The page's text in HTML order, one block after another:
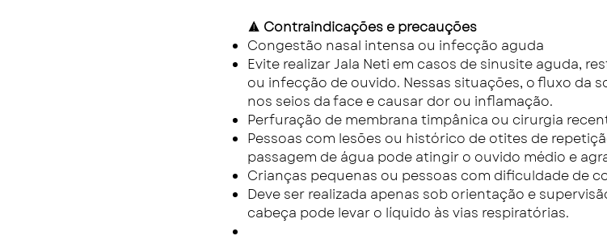
⚠️ Contraindicações e precauções
Congestão nasal intensa ou infecção aguda
Evite realizar Jala Neti em casos de sinusite aguda,
ou infecção de ouvido. Nessas situações, o fluxo da
nos seios da face e causar dor ou inflamação.
Perfuração de membrana timpânica ou cirurgia
Pessoas com lesões ou histórico de otites de
passagem de água pode atingir o ouvido médio e
Crianças pequenas ou pessoas com dificuldade de
Deve ser realizada apenas sob orientação e
cabeça pode levar o líquido às vias respiratórias.